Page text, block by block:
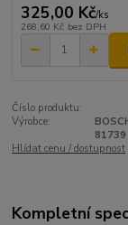
325,00 Kč/ks
268,60 Kč bez DPH
Číslo produktu:
Výrobce:
Hlídat cenu / dostupnost
Kompletní